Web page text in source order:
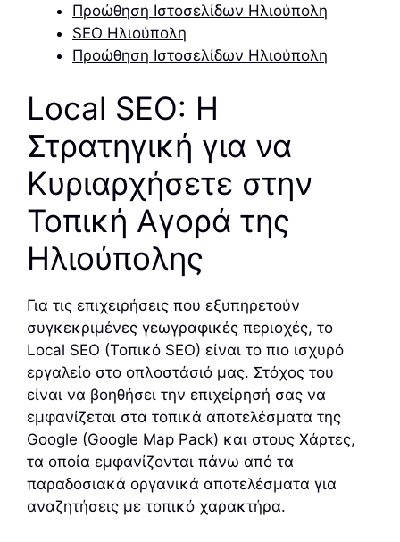
Προώθηση Ιστοσελίδων Ηλιούπολη
SEO Ηλιούπολη
Προώθηση Ιστοσελίδων Ηλιούπολη
Local SEO: Η
Στρατηγική για να
Κυριαρχήσετε στην
Τοπική Αγορά της
Ηλιούπολης
Για τις επιχειρήσεις που εξυπηρετούν
συγκεκριμένες γεωγραφικές περιοχές, το
Local SEO (Τοπικό SEO) είναι το πιο ισχυρό
εργαλείο στο οπλοστάσιό μας. Στόχος του
είναι να βοηθήσει την επιχείρησή σας να
εμφανίζεται στα τοπικά αποτελέσματα της
Google (Google Map Pack) και στους Χάρτες,
τα οποία εμφανίζονται πάνω από τα
παραδοσιακά οργανικά αποτελέσματα για
αναζητήσεις με τοπικό χαρακτήρα.